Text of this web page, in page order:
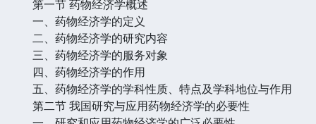
第一节 药物经济学概述
一、药物经济学的定义
二、药物经济学的研究内容
三、药物经济学的服务对象
四、药物经济学的作用
五、药物经济学的学科性质、特点及学科地位与作用
第二节 我国研究与应用药物经济学的必要性